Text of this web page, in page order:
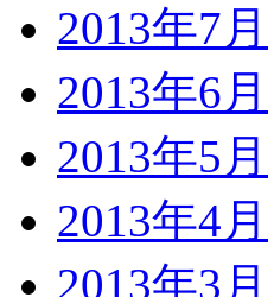
2013年7月
2013年6月
2013年5月
2013年4月
2013年3月